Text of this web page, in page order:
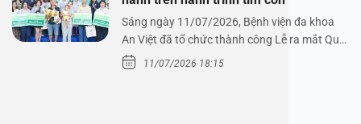
Sáng ngày 11/07/2026, Bệnh viện đa khoa
An Việt đã tổ chức thành công Lễ ra mắt Quỹ
Mầm Xanh…
11/07/2026 18:15